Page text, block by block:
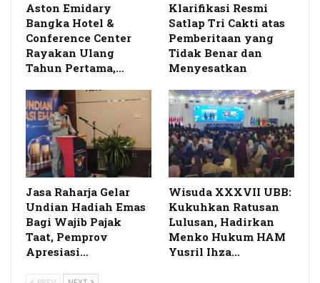
Aston Emidary
Bangka Hotel &
Conference Center
Rayakan Ulang
Tahun Pertama,…
Klarifikasi Resmi
Satlap Tri Cakti atas
Pemberitaan yang
Tidak Benar dan
Menyesatkan
Jasa Raharja Gelar
Undian Hadiah Emas
Bagi Wajib Pajak
Taat, Pemprov
Apresiasi…
Wisuda XXXVII UBB:
Kukuhkan Ratusan
Lulusan, Hadirkan
Menko Hukum HAM
Yusril Ihza…